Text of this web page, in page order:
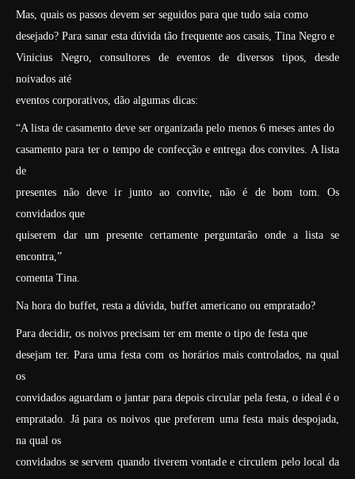
Mas, quais os passos devem ser seguidos para que tudo saia como
desejado? Para sanar esta dúvida tão frequente aos casais, Tina Negro e
Vinicius Negro, consultores de eventos de diversos tipos, desde
noivados até
eventos corporativos, dão algumas dicas:
“A lista de casamento deve ser organizada pelo menos 6 meses antes do
casamento para ter o tempo de confecção e entrega dos convites. A lista
de
presentes não deve ir junto ao convite, não é de bom tom. Os
convidados que
quiserem dar um presente certamente perguntarão onde a lista se
encontra,”
comenta Tina.
Na hora do buffet, resta a dúvida, buffet americano ou empratado?
Para decidir, os noivos precisam ter em mente o tipo de festa que
desejam ter. Para uma festa com os horários mais controlados, na qual
os
convidados aguardam o jantar para depois circular pela festa, o ideal é o
empratado. Já para os noivos que preferem uma festa mais despojada,
na qual os
convidados se servem quando tiverem vontade e circulem pelo local da